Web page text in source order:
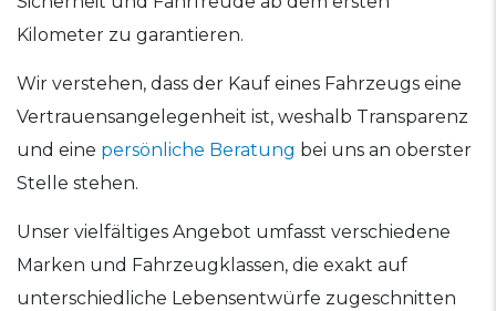
Kilometer zu garantieren.
Wir verstehen, dass der Kauf eines Fahrzeugs eine
Vertrauensangelegenheit ist, weshalb Transparenz
und eine persönliche Beratung bei uns an oberster
Stelle stehen.
Unser vielfältiges Angebot umfasst verschiedene
Marken und Fahrzeugklassen, die exakt auf
unterschiedliche Lebensentwürfe zugeschnitten